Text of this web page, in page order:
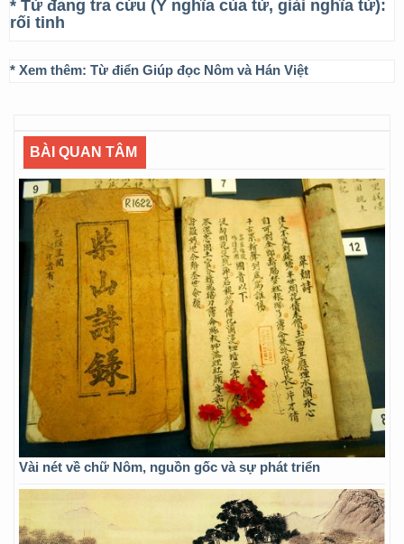
* Từ đang tra cứu (Ý nghĩa của từ, giải nghĩa từ):
rối tinh
* Xem thêm: Từ điển Giúp đọc Nôm và Hán Việt
BÀI QUAN TÂM
Vài nét về chữ Nôm, nguồn gốc và sự phát triển